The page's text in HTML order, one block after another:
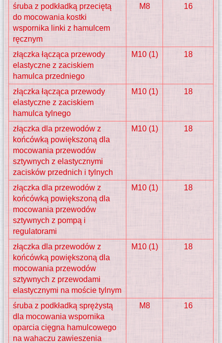
śruba z podkładką przeciętą
do mocowania kostki
wspornika linki z hamulcem
ręcznym
M8 16
złączka łącząca przewody
elastyczne z zaciskiem
hamulca przedniego
M10 (1) 18
złączka łącząca przewody
elastyczne z zaciskiem
hamulca tylnego
M10 (1) 18
złączka dla przewodów z
końcówką powiększoną dla
mocowania przewodów
sztywnych z elastycznymi
zacisków przednich i tylnych
M10 (1) 18
złączka dla przewodów z
końcówką powiększoną dla
mocowania przewodów
sztywnych z pompą i
regulatorami
M10 (1) 18
złączka dla przewodów z
końcówką powiększoną dla
mocowania przewodów
sztywnych z przewodami
elastycznymi na moście tylnym
M10 (1) 18
śruba z podkładką sprężystą
dla mocowania wspornika
oparcia cięgna hamulcowego
na wahaczu zawieszenia
M8 16